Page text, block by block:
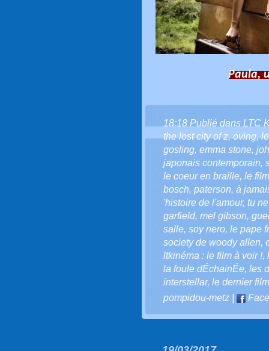
Paula,
18:18 Publié dans LTC
the lost city of z,oving,
gosling, emma stone,
japonais contemporain,
le coeur en braille, le
bosch, paterson, à
'histoire de l'amour, tu
garfield, mel gibson,
salle, soy nero, le pape
society de woody allen,
ltkinéma : le film à voir !,
la foule dÉchainÉe, les
interstellar, le dernier film
pompidou-metz